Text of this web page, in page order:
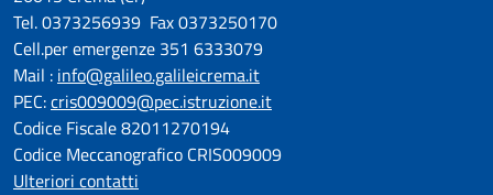
Tel. 0373256939 Fax 0373250170
Cell.per emergenze 351 6333079
Mail : info@galileo.galileicrema.it
PEC:cris009009@pec.istruzione.it
Codice Fiscale 82011270194
Codice Meccanografico CRIS009009
Ulteriori contatti